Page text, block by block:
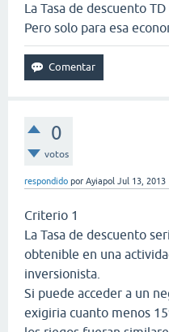
La Tasa de descuento
Pero solo para esa
0
votos
respondido por Ayiapol Jul 13, 2013
Criterio 1
La Tasa de descuento
obtenible en una
inversionista.
Si puede acceder a un
exigiria cuanto menos